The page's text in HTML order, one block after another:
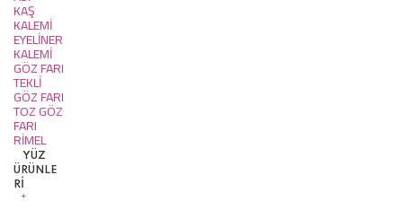
KAŞ
KALEMİ
EYELİNER
KALEMİ
GÖZ FARI
TEKLİ
GÖZ FARI
TOZ GÖZ
FARI
RİMEL
YÜZ
ÜRÜNLE
Rİ